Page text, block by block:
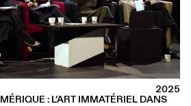
: L’ART IMMATÉRIEL DANS
2025